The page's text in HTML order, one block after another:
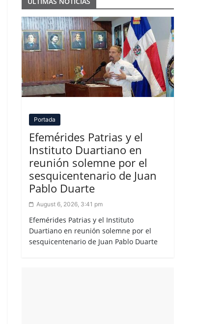
Portada
Efemérides Patrias y el
Instituto Duartiano en
reunión solemne por el
sesquicentenario de Juan
Pablo Duarte
August 6, 2026, 3:41 pm
Efemérides Patrias y el Instituto
Duartiano en reunión solemne por el
sesquicentenario de Juan Pablo Duarte